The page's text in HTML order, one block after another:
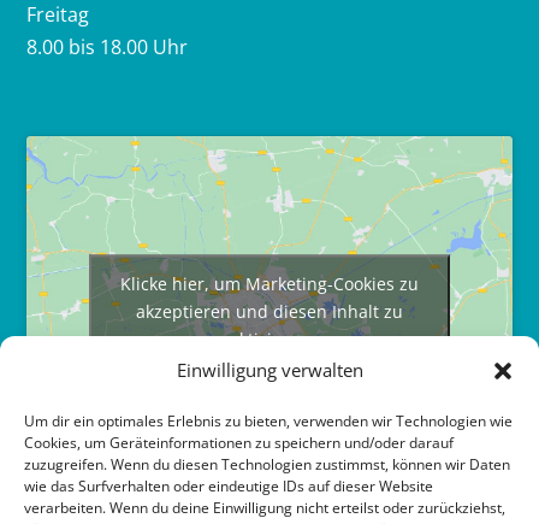
Einwilligung verwalten
Um dir ein optimales Erlebnis zu bieten, verwenden wir Technologien wie
Cookies, um Geräteinformationen zu speichern und/oder darauf
zuzugreifen. Wenn du diesen Technologien zustimmst, können wir Daten
wie das Surfverhalten oder eindeutige IDs auf dieser Website
verarbeiten. Wenn du deine Einwilligung nicht erteilst oder zurückziehst,
Freitag
8.00 bis 18.00 Uhr
Klicke hier, um Marketing-Cookies zu
akzeptieren und diesen Inhalt zu
aktivieren